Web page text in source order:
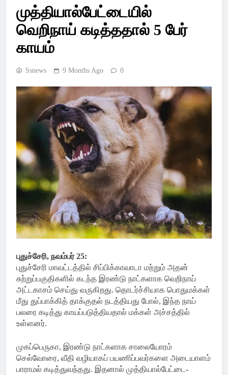
Latest Pondicherry
News, India News,
SSsnews
முத்தியால்பேட்டையில்
வெறிநாய் கடித்ததால் 5 பேர்
காயம்
Ssnews 9 Months Ago 0
புதுச்சேரி, நவம்பர் 25:
புதுச்சேரி மாவட்டத்தில் சிப்பிக்காவாடா மற்றும் அதன்
சுற்றுப்பகுதிகளில் கடந்த இரண்டு நாட்களாக வெறிநாய்
அட்டகாசம் செய்து வருகிறது. தொடர்ச்சியாக பொதுமக்கள்
மீது துப்பாக்கித் தாக்குதல் நடத்தியது போல், இந்த நாய்
பலரை கடித்து காயப்படுத்தியதால் மக்கள் அச்சத்தில்
உள்ளனர்.
முகப்பெருகா, இரண்டு நாட்களாக சாலையோரம்
செல்வோரை, வீதி வழியாகப் பயணிப்பவர்களை அடையாளம்
பாராமல் கடித்துவந்தது. இதனால் முத்தியால்பேட்டை-